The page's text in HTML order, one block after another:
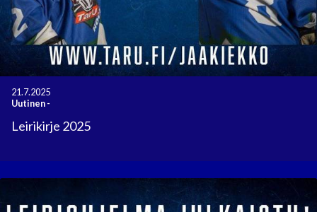
21.7.2025
Uutinen-
Leirikirje 2025